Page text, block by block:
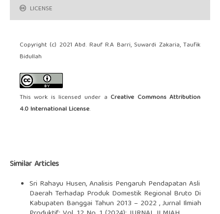
LICENSE
Copyright (c) 2021 Abd. Rauf R.A Barri, Suwardi Zakaria, Taufik
Bidullah
This work is licensed under a Creative Commons Attribution
4.0 International License.
Similar Articles
Sri Rahayu Husen,Analisis Pengaruh Pendapatan Asli
Daerah Terhadap Produk Domestik Regional Bruto Di
Kabupaten Banggai Tahun 2013 – 2022 ,Jurnal Ilmiah